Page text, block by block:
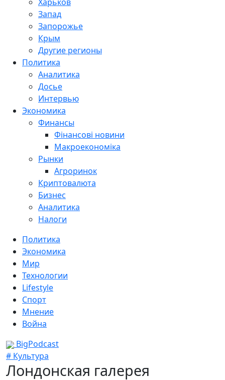
Запад
Запорожье
Крым
Другие регионы
Политика
Аналитика
Досье
Интервью
Экономика
Финансы
Фінансові новини
Макроекономіка
Рынки
Агроринок
Криптовалюта
Бизнес
Аналитика
Налоги
Политика
Экономика
Мир
Технологии
Lifestyle
Спорт
Мнение
Война
BigPodcast
# Культура
Лондонская галерея